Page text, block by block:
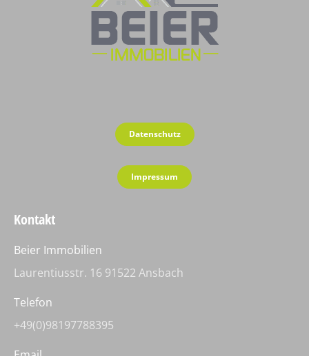
Datenschutz
Impressum
Kontakt
Beier Immobilien
Laurentiusstr. 16 91522 Ansbach
Telefon
+49(0)98197788395